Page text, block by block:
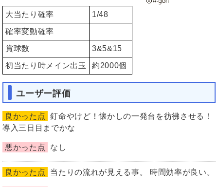
大当たり確率 1/48
確率変動確率
賞球数 3&5&15
初当たり時メイン出玉 約2000個
ユーザー評価
良かった点
釘命やけど！懐かしの一発台を彷彿させる！
導入三日目までかな
悪かった点 なし
良かった点 当たりの流れが見える事。 時間効率が良い。